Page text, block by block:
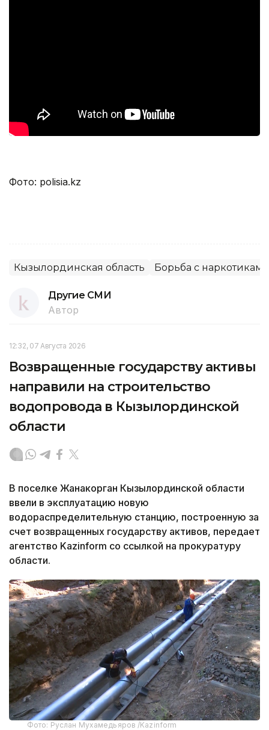
Фото: polisia.kz
Кызылординская область Борьба с
Другие СМИ
Автор
12:32, 07 Августа 2026
Возвращенные государству активы
направили на строительство
водопровода в Кызылординской
области
В поселке Жанакорган Кызылординской области
ввели в эксплуатацию новую
водораспределительную станцию, построенную за
счет возвращенных государству активов, передает
агентство Kazinform со ссылкой на прокуратуру
области.
Фото: Руслан Мухамедьяров /Kazinform